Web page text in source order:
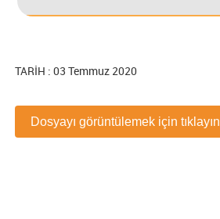
TARİH : 03 Temmuz 2020
Dosyayı görüntülemek için tıklayın